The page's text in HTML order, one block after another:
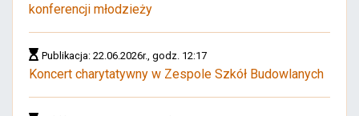
konferencji młodzieży
Publikacja: 22.06.2026r., godz. 12:17
Koncert charytatywny w Zespole Szkół Budowlanych